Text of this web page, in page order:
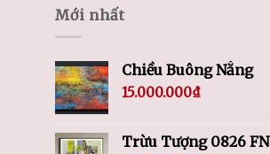
Mới nhất
Chiều Buông Nắng
15.000.000₫
Trừu Tượng 0826 FN